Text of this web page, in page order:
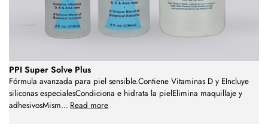
PPI Super Solve Plus
Fórmula avanzada para piel sensible.Contiene Vitaminas D y EIncluye
siliconas especialesCondiciona e hidrata la pielElimina maquillaje y
adhesivosMism... Read more